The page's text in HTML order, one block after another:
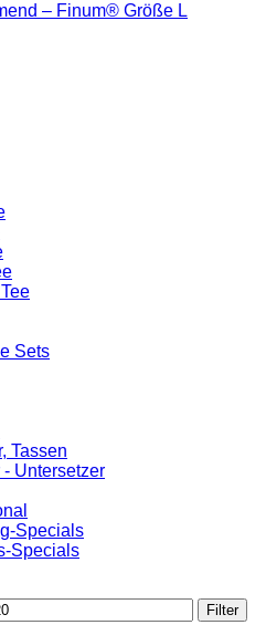
– Finum® Größe L
Sets
Tassen
- Untersetzer
Specials
Specials
Filter